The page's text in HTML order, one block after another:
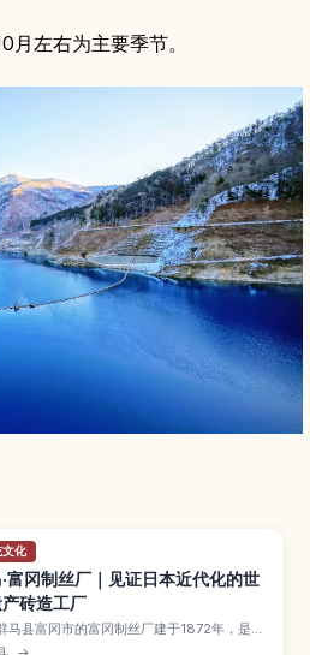
左右为主要季节。
文化
富冈制丝厂｜见证日本近代化的世
砖造工厂
马县富冈市的富冈制丝厂建于1872年，是日
座官营制丝工厂，如今作为联合国教科文组